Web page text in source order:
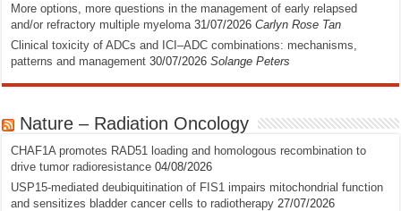
More options, more questions in the management of early relapsed
and/or refractory multiple myeloma 31/07/2026 Carlyn Rose Tan
Clinical toxicity of ADCs and ICI–ADC combinations: mechanisms,
patterns and management 30/07/2026 Solange Peters
Nature – Radiation Oncology
CHAF1A promotes RAD51 loading and homologous recombination to
drive tumor radioresistance 04/08/2026
USP15-mediated deubiquitination of FIS1 impairs mitochondrial function
and sensitizes bladder cancer cells to radiotherapy 27/07/2026